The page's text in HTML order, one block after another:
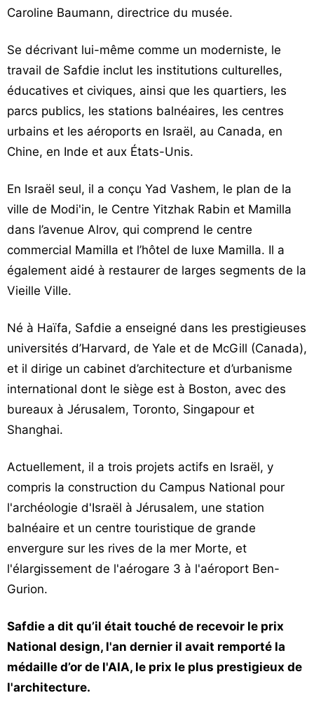
Caroline Baumann, directrice du musée.
Se décrivant lui-même comme un moderniste, le
travail de Safdie inclut les institutions culturelles,
éducatives et civiques, ainsi que les quartiers, les
parcs publics, les stations balnéaires, les centres
urbains et les aéroports en Israël, au Canada, en
Chine, en Inde et aux États-Unis.
En Israël seul, il a conçu Yad Vashem, le plan de la
ville de Modi'in, le Centre Yitzhak Rabin et Mamilla
dans l’avenue Alrov, qui comprend le centre
commercial Mamilla et l’hôtel de luxe Mamilla. Il a
également aidé à restaurer de larges segments de la
Vieille Ville.
Né à Haïfa, Safdie a enseigné dans les prestigieuses
universités d’Harvard, de Yale et de McGill (Canada),
et il dirige un cabinet d’architecture et d’urbanisme
international dont le siège est à Boston, avec des
bureaux à Jérusalem, Toronto, Singapour et
Shanghai.
Actuellement, il a trois projets actifs en Israël, y
compris la construction du Campus National pour
l'archéologie d'Israël à Jérusalem, une station
balnéaire et un centre touristique de grande
envergure sur les rives de la mer Morte, et
l'élargissement de l'aérogare 3 à l'aéroport Ben-
Gurion.
Safdie a dit qu’il était touché de recevoir le prix
National design, l'an dernier il avait remporté la
médaille d’or de l'AIA, le prix le plus prestigieux de
l'architecture.